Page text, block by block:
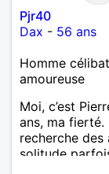
Pjr40
Dax - 56 ans
Homme
amoureuse
Moi, c’est
ans, ma fierté.
recherche
solitude
vague à